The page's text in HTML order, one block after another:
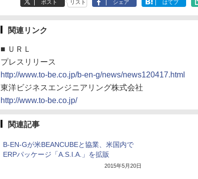
ポスト リスト シェア はてブ
関連リンク
■ ＵＲＬ
プレスリリース
http://www.to-be.co.jp/b-en-g/news/news120417.html
東洋ビジネスエンジニアリング株式会社
http://www.to-be.co.jp/
関連記事
B-EN-Gが米BEANCUBEと協業、米国内で
ERPパッケージ「A.S.I.A.」を拡販
2015年5月20日